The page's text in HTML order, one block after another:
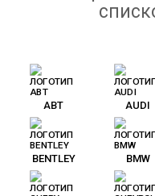
ABT AUDI
BENTLEY BMW